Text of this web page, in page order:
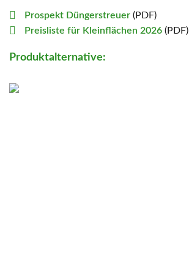
Prospekt Düngerstreuer (PDF)
Preisliste für Kleinflächen 2026 (PDF)
Produktalternative: